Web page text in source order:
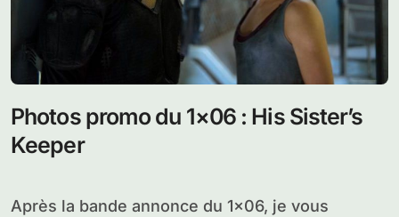
Photos promo du 1×06 : His Sister’s
Keeper
Après la bande annonce du 1×06, je vous